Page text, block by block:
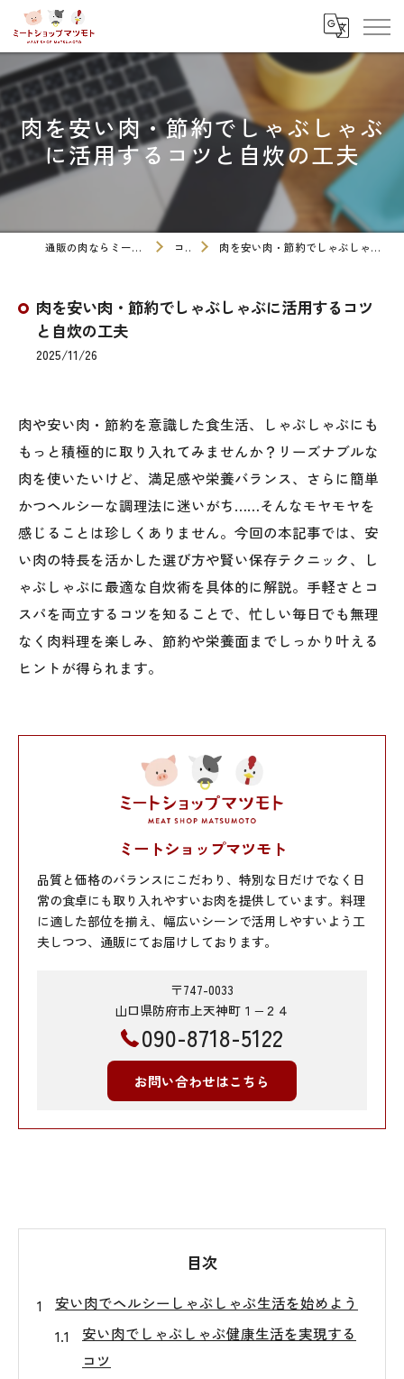
肉を安い肉・節約でしゃぶしゃぶ
に活用するコツと自炊の工夫
通販の肉ならミートショップマツモト コラム 肉を安い肉・節約でしゃぶしゃぶに活用するコツと自炊の工夫
肉を安い肉・節約でしゃぶしゃぶに活用するコツ
と自炊の工夫
2025/11/26
肉や安い肉・節約を意識した食生活、しゃぶしゃぶにも
もっと積極的に取り入れてみませんか？リーズナブルな
肉を使いたいけど、満足感や栄養バランス、さらに簡単
かつヘルシーな調理法に迷いがち……そんなモヤモヤを
感じることは珍しくありません。今回の本記事では、安
い肉の特長を活かした選び方や賢い保存テクニック、し
ゃぶしゃぶに最適な自炊術を具体的に解説。手軽さとコ
スパを両立するコツを知ることで、忙しい毎日でも無理
なく肉料理を楽しみ、節約や栄養面までしっかり叶える
ヒントが得られます。
ミートショップマツモト
品質と価格のバランスにこだわり、特別な日だけでなく日
常の食卓にも取り入れやすいお肉を提供しています。料理
に適した部位を揃え、幅広いシーンで活用しやすいよう工
夫しつつ、通販にてお届けしております。
〒747-0033
山口県防府市上天神町１−２４
090-8718-5122
お問い合わせはこちら
目次
安い肉でヘルシーしゃぶしゃぶ生活を始めよう
安い肉でしゃぶしゃぶ健康生活を実現する
コツ